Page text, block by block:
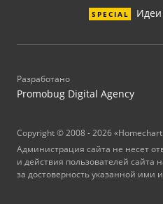
SPECIAL Идеи
Разработано
Promobug Digital Agency
Copyright © 2008 - 2026
Администрация сайта не несет
и действия пользователей сайта
за достоверность указанной ими